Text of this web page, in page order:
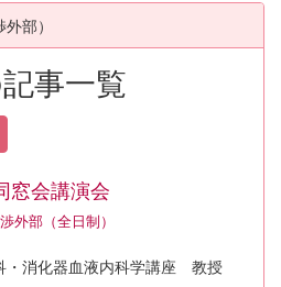
部）
事一覧
窓会講演会
渉外部（全日制）
・消化器血液内科学講座 教授